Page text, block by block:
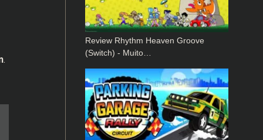
.
Review Rhythm Heaven Groove
(Switch) - Muito…